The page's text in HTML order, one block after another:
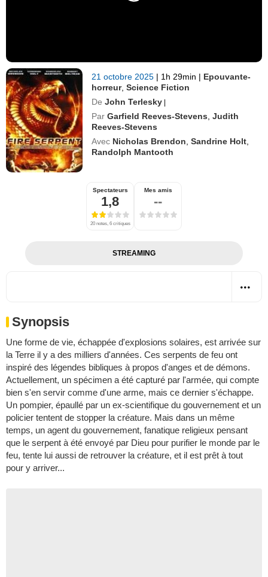
21 octobre 2025 | 1h 29min | Epouvante-
horreur,Science Fiction
De John Terlesky |
Par Garfield Reeves-Stevens ,Judith
Reeves-Stevens
Avec Nicholas Brendon ,Sandrine Holt
Randolph Mantooth
Spectateurs
1,8
20 notes, 6 critiques
Mes amis
--
STREAMING
Synopsis
Une forme de vie, échappée d'explosions solaires, est arrivée sur
la Terre il y a des milliers d'années. Ces serpents de feu ont
inspiré des légendes bibliques à propos d'anges et de démons.
Actuellement, un spécimen a été capturé par l'armée, qui compte
bien s'en servir comme d'une arme, mais ce dernier s'échappe.
Un pompier, épaullé par un ex-scientifique du gouvernement et un
policier tentent de stopper la créature. Mais dans un même
temps, un agent du gouvernement, fanatique religieux pensant
que le serpent à été envoyé par Dieu pour purifier le monde par le
feu, tente lui aussi de retrouver la créature, et il est prêt à tout
pour y arriver...